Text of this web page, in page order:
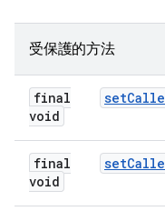
受保護的方法
final
void
set
final
void
set